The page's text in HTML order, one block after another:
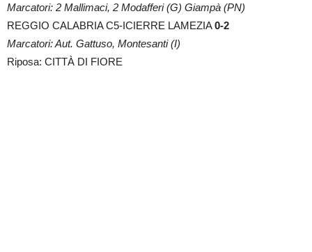
Marcatori: 2 Mallimaci, 2 Modafferi (G) Giampà (PN)
REGGIO CALABRIA C5-ICIERRE LAMEZIA0-2
Marcatori: Aut. Gattuso, Montesanti (I)
Riposa: CITTÀ DI FIORE